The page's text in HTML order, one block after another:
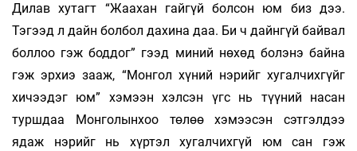
Дилав хутагт “Жаахан гайгүй болсон юм биз дээ.
Тэгээд л дайн болбол дахина даа. Би ч дайнгүй байвал
боллоо гэж боддог” гээд миний нөхөд болэнэ байна
гэж эрхиэ зааж, “Монгол хүний нэрийг хугалчихгүйг
хичээдэг юм” хэмээн хэлсэн үгс нь түүний насан
туршдаа Монголынхоо төлөө хэмээсэн сэтгэлдээ
ядаж нэрийг нь хүртэл хугалчихгүй юм сан гэж